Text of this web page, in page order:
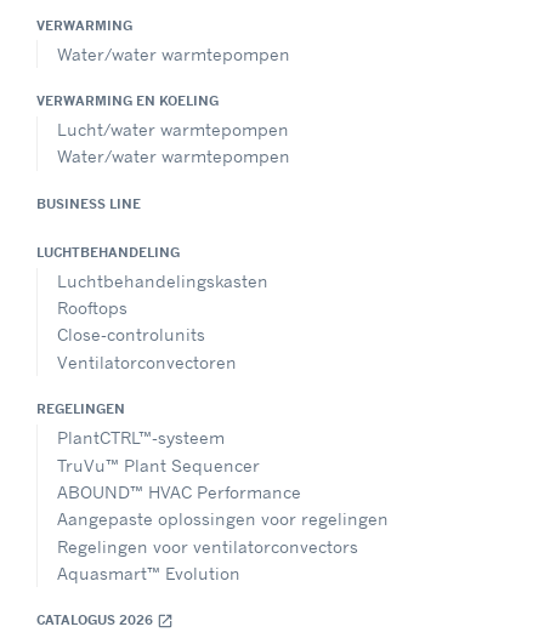
VERWARMING
Water/water warmtepompen
VERWARMING EN KOELING
Lucht/water warmtepompen
Water/water warmtepompen
BUSINESS LINE
LUCHTBEHANDELING
Luchtbehandelingskasten
Rooftops
Close-controlunits
Ventilatorconvectoren
REGELINGEN
PlantCTRL™-systeem
TruVu™ Plant Sequencer
ABOUND™ HVAC Performance
Aangepaste oplossingen voor regelingen
Regelingen voor ventilatorconvectors
Aquasmart™ Evolution
CATALOGUS 2026 open_in_new